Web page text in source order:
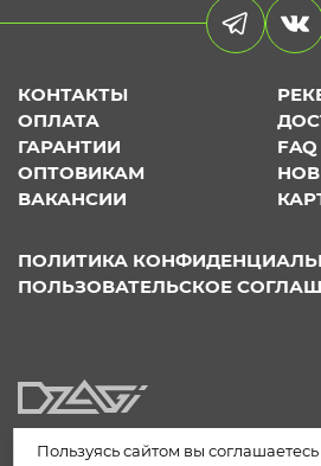
КОНТАКТЫ
ОПЛАТА
ГАРАНТИИ
FAQ
ОПТОВИКАМ
ВАКАНСИИ
ПОЛИТИКА
ПОЛЬЗОВАТЕЛЬСКОЕ
Пользуясь сайтом вы